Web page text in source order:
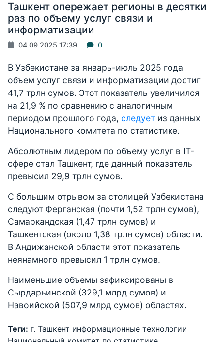
Ташкент опережает регионы в десятки
раз по объему услуг связи и
информатизации
04.09.2025 17:39 0
В Узбекистане за январь-июль 2025 года
объем услуг связи и информатизации достиг
41,7 трлн сумов. Этот показатель увеличился
на 21,9 % по сравнению с аналогичным
периодом прошлого года, следует из данных
Национального комитета по статистике.
Абсолютным лидером по объему услуг в IT-
сфере стал Ташкент, где данный показатель
превысил 29,9 трлн сумов.
С большим отрывом за столицей Узбекистана
следуют Ферганская (почти 1,52 трлн сумов),
Самаркандская (1,47 трлн сумов) и
Ташкентская (около 1,38 трлн сумов) области.
В Андижанской области этот показатель
неянамного превысил 1 трлн сумов.
Наименьшие объемы зафиксированы в
Сырдарьинской (329,1 млрд сумов) и
Навоийской (507,9 млрд сумов) областях.
Теги: г. Ташкент информационные технологии